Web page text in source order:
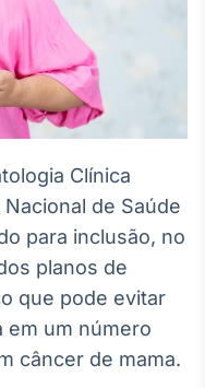
para
de
para
de
e
Clínica
de Saúde
para inclusão, no
planos de
que pode evitar
em um número
câncer de mama.